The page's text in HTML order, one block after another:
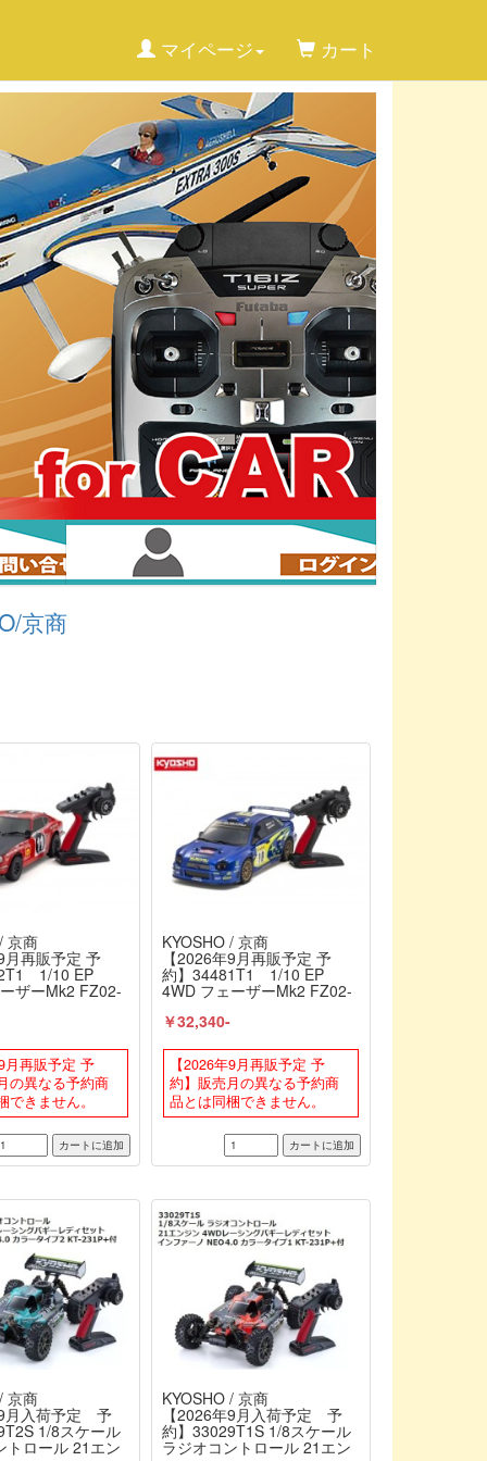
マイページ カート
京商
京商
再販予定 予
1/10 EP
ザーMk2 FZ02-
月再販予定 予
の異なる予約商
できません。
KYOSHO / 京商
【2026年9月再販予定 予
約】34481T1 1/10 EP
4WD フェーザーMk2 FZ02-
2002 レディセット 京商 /
￥32,340-
【2026年9月再販予定 予
約】販売月の異なる予約商
品とは同梱できません。
京商
月入荷予定 予
1/8スケール
トロール 21エン
KYOSHO / 京商
【2026年9月入荷予定 予
約】33029T1S 1/8スケール
ラジオコントロール 21エン